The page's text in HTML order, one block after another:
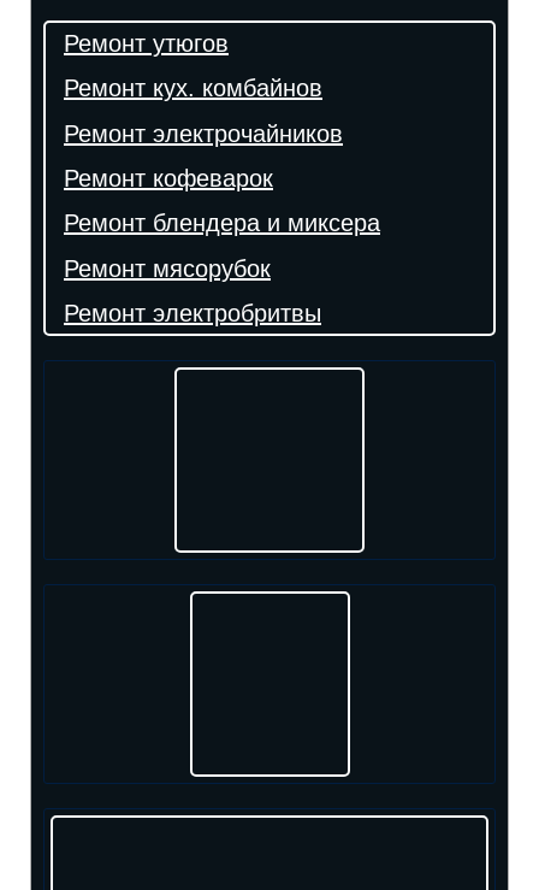
Ремонт утюгов
Ремонт кух. комбайнов
Ремонт электрочайников
Ремонт кофеварок
Ремонт блендера и миксера
Ремонт мясорубок
Ремонт электробритвы